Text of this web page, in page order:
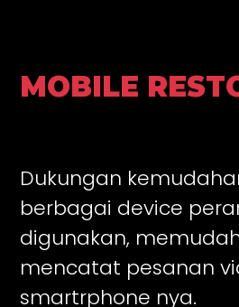
MOBILE
Dukungan
berbagai device
digunakan,
mencatat pesanan
smartrphone nya.